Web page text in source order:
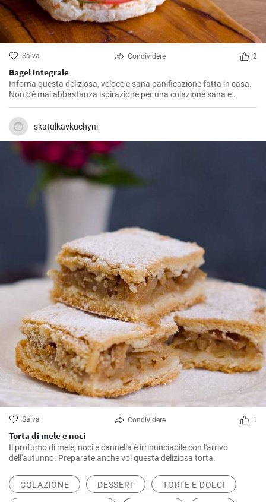
Salva Condividere 2
Bagel integrale
Inforna questa deliziosa, veloce e sana panificazione fatta in casa.
Non c'è mai abbastanza ispirazione per una colazione sana e
gustosa.
skatulkavkuchyni
Salva Condividere 1
Torta di mele e noci
Il profumo di mele, noci e cannella è irrinunciabile con l'arrivo
dell'autunno. Preparate anche voi questa deliziosa torta.
COLAZIONE DESSERT TORTE E DOLCI